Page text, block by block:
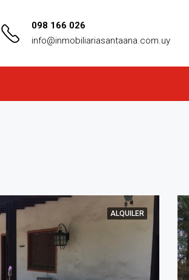
098 166 026
info@inmobiliariasantaana.com.uy
ALQUILER